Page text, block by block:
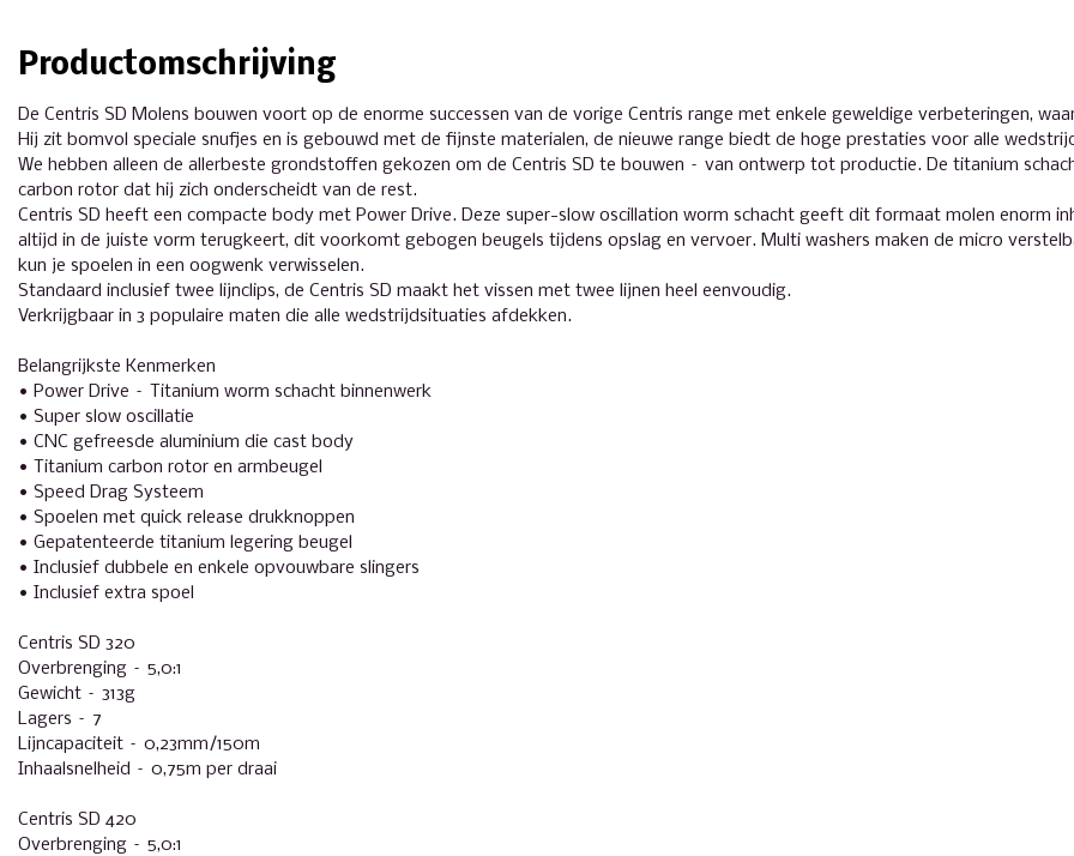
Productomschrijving
De Centris SD Molens bouwen voort op de enorme successen van de vorige Centris range met enkele geweldige verbeteringen,
Hij zit bomvol speciale snufjes en is gebouwd met de fijnste materialen, de nieuwe range biedt de hoge prestaties voor alle
We hebben alleen de allerbeste grondstoffen gekozen om de Centris SD te bouwen – van ontwerp tot productie. De titanium
carbon rotor dat hij zich onderscheidt van de rest.
Centris SD heeft een compacte body met Power Drive. Deze super-slow oscillation worm schacht geeft dit formaat molen enorm
altijd in de juiste vorm terugkeert, dit voorkomt gebogen beugels tijdens opslag en vervoer. Multi washers maken de micro
kun je spoelen in een oogwenk verwisselen.
Standaard inclusief twee lijnclips, de Centris SD maakt het vissen met twee lijnen heel eenvoudig.
Verkrijgbaar in 3 populaire maten die alle wedstrijdsituaties afdekken.
Belangrijkste Kenmerken
• Power Drive – Titanium worm schacht binnenwerk
• Super slow oscillatie
• CNC gefreesde aluminium die cast body
• Titanium carbon rotor en armbeugel
• Speed Drag Systeem
• Spoelen met quick release drukknoppen
• Gepatenteerde titanium legering beugel
• Inclusief dubbele en enkele opvouwbare slingers
• Inclusief extra spoel
Centris SD 320
Overbrenging – 5,0:1
Gewicht – 313g
Lagers – 7
Lijncapaciteit – 0,23mm/150m
Inhaalsnelheid – 0,75m per draai
Centris SD 420
Overbrenging – 5,0:1